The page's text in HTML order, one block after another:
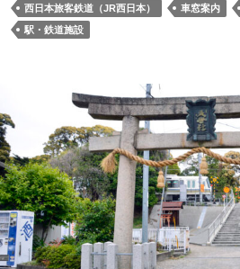
西日本旅客鉄道（JR西日本）
車窓案内
駅・鉄道施設